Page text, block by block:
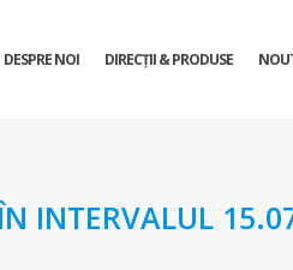
DESPRE NOI DIRECŢII & PRODUSE
INTERVALUL